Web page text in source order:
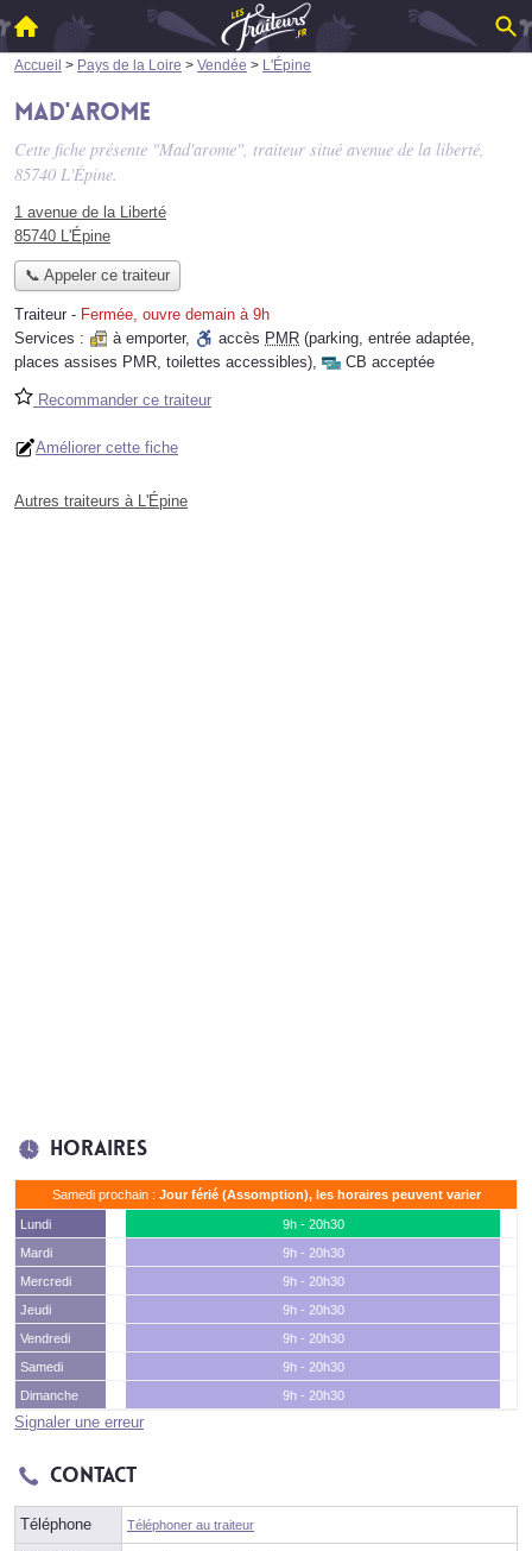
Accueil > Pays de la Loire > Vendée > L'Épine
Mad'arome
Cette fiche présente "Mad'arome", traiteur situé avenue de la liberté,
85740 L'Épine.
1 avenue de la Liberté
85740 L'Épine
📞 Appeler ce traiteur
Traiteur - Fermée, ouvre demain à 9h
Services :
à emporter, accès PMR (parking, entrée adaptée,
places assises PMR, toilettes accessibles), CB acceptée
Recommander ce traiteur
Améliorer cette fiche
Autres traiteurs à L'Épine
Horaires
Samedi prochain : Jour férié (Assomption), les horaires peuvent varier
Lundi
9h - 20h30
Mardi
9h - 20h30
Mercredi
9h - 20h30
Jeudi
9h - 20h30
Vendredi
9h - 20h30
Samedi
9h - 20h30
Dimanche
9h - 20h30
Signaler une erreur
Contact
Téléphone Téléphoner au traiteur